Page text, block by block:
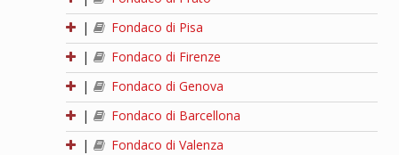
|
Fondaco di Pisa
|
Fondaco di Firenze
|
Fondaco di Genova
|
Fondaco di Barcellona
|
Fondaco di Valenza